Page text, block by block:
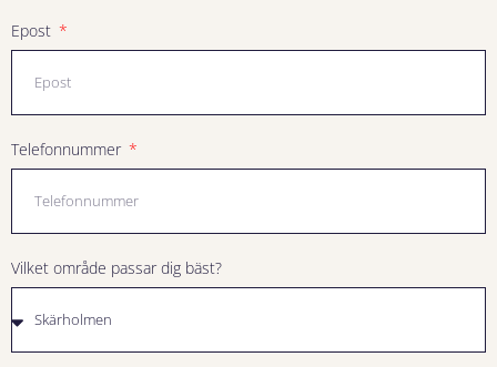
Epost
Telefonnummer
Vilket område passar dig bäst?